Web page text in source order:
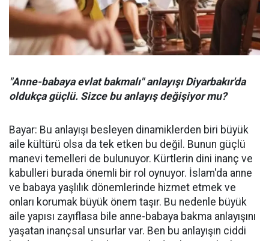
"Anne-babaya evlat bakmalı" anlayışı Diyarbakır'da
oldukça güçlü. Sizce bu anlayış değişiyor mu?
Bayar: Bu anlayışı besleyen dinamiklerden biri büyük
aile kültürü olsa da tek etken bu değil. Bunun güçlü
manevi temelleri de bulunuyor. Kürtlerin dini inanç ve
kabulleri burada önemli bir rol oynuyor. İslam'da anne
ve babaya yaşlılık dönemlerinde hizmet etmek ve
onları korumak büyük önem taşır. Bu nedenle büyük
aile yapısı zayıflasa bile anne-babaya bakma anlayışını
yaşatan inançsal unsurlar var. Ben bu anlayışın ciddi